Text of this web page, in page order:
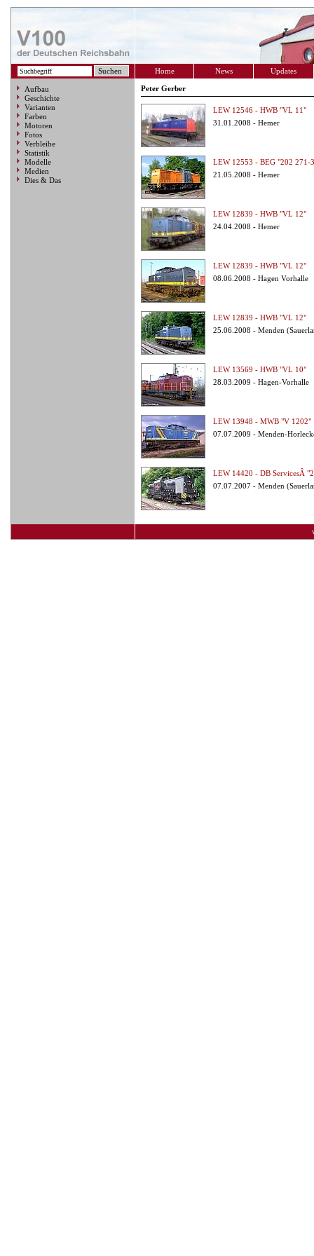
Home News Updates
Aufbau
Geschichte
Varianten
Farben
Motoren
Fotos
Verbleibe
Statistik
Modelle
Medien
Dies & Das
Peter Gerber
LEW 12546 - HWB "VL 11"
31.01.2008 - Hemer
LEW 12553 - BEG "202 271-
21.05.2008 - Hemer
LEW 12839 - HWB "VL 12"
24.04.2008 - Hemer
LEW 12839 - HWB "VL 12"
08.06.2008 - Hagen Vorhalle
LEW 12839 - HWB "VL 12"
25.06.2008 - Menden
LEW 13569 - HWB "VL 10"
28.03.2009 - Hagen-Vorhalle
LEW 13948 - MWB "V 1202"
07.07.2009 - Menden-
LEW 14420 - DB ServicesÂ
07.07.2007 - Menden